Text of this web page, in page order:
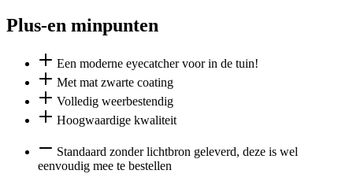
Plus-en minpunten
Een moderne eyecatcher voor in de tuin!
Met mat zwarte coating
Volledig weerbestendig
Hoogwaardige kwaliteit
Standaard zonder lichtbron geleverd, deze is wel
eenvoudig mee te bestellen